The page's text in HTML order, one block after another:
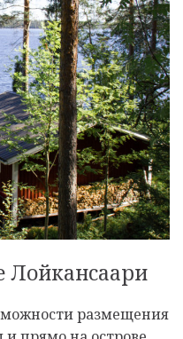
Лойкансаари
размещения